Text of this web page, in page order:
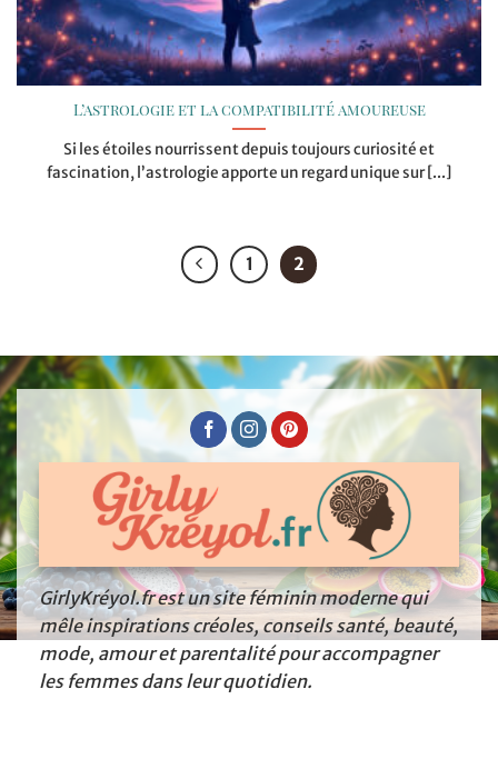
L’astrologie et la compatibilité amoureuse
Si les étoiles nourrissent depuis toujours curiosité et
fascination, l’astrologie apporte un regard unique sur [...]
1 2
GirlyKréyol.fr est un site féminin moderne qui
mêle inspirations créoles, conseils santé, beauté,
mode, amour et parentalité pour accompagner
les femmes dans leur quotidien.